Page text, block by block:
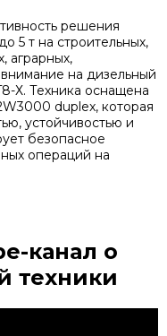
решения
5 т на строительных,
аграрных,
на дизельный
Х. Техника оснащена
duplex, которая
устойчивостью и
безопасное
операций на
канал о
техники